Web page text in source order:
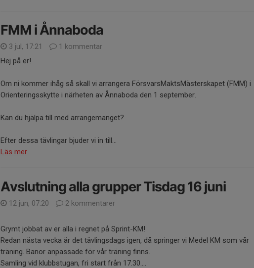
FMM i Ånnaboda
3 jul, 17:21
1 kommentar
Hej på er!
Om ni kommer ihåg så skall vi arrangera FörsvarsMaktsMästerskapet (FMM) i
Orienteringsskytte i närheten av Ånnaboda den 1 september.
Kan du hjälpa till med arrangemanget?
Efter dessa tävlingar bjuder vi in till...
Läs mer
Avslutning alla grupper Tisdag 16 juni
12 jun, 07:20 2 kommentarer
Grymt jobbat av er alla i regnet på Sprint-KM!
Redan nästa vecka är det tävlingsdags igen, då springer vi Medel KM som vår
träning. Banor anpassade för vår träning finns.
Samling vid klubbstugan, fri start från 17.30....